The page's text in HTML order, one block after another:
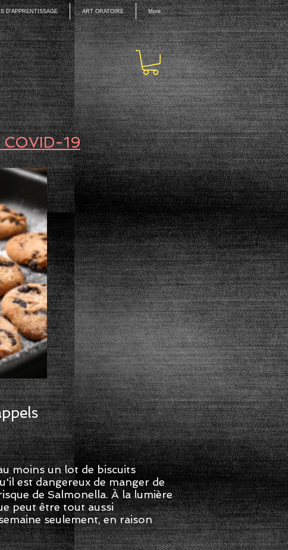
D'APPRENTISSAGE ART ORATOIRE More
COVID-19
moins un lot de biscuits
est dangereux de manger de
de Salmonella. À la lumière
peut être tout aussi
seulement, en raison